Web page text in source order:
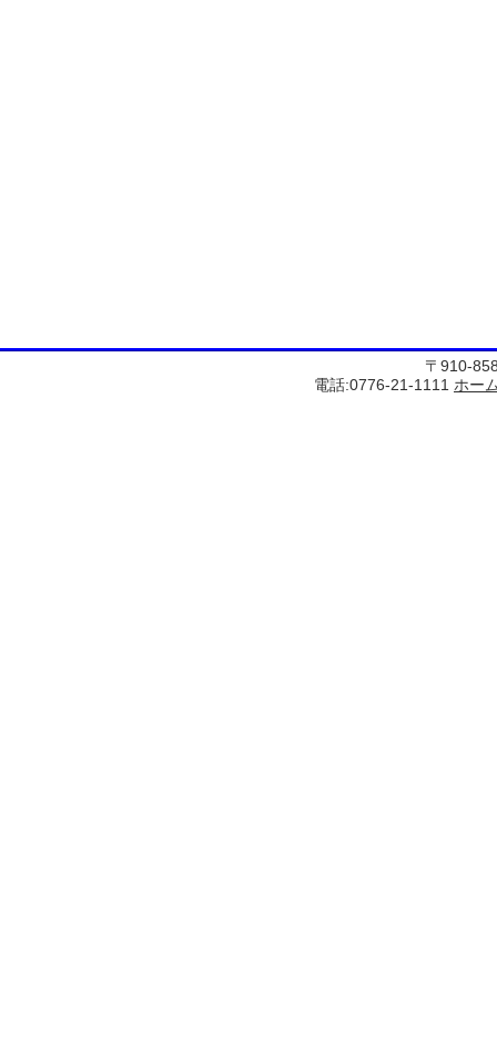
〒910-
電話:0776-21-1111 ホー